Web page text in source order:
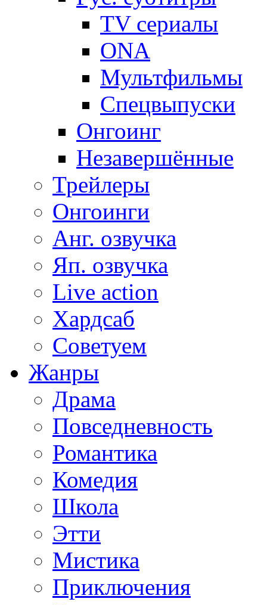
TV сериалы
ONA
Мультфильмы
Спецвыпуски
Онгоинг
Незавершённые
Трейлеры
Онгоинги
Анг. озвучка
Яп. озвучка
Live action
Хардсаб
Советуем
Жанры
Драма
Повседневность
Романтика
Комедия
Школа
Этти
Мистика
Приключения